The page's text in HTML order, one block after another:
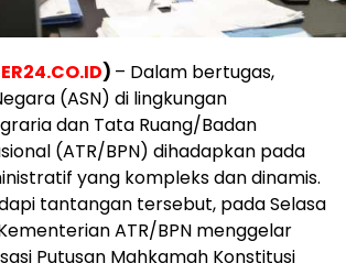
) – Dalam bertugas,
(ASN) di lingkungan
dan Tata Ruang/Badan
(ATR/BPN) dihadapkan pada
yang kompleks dan dinamis.
tantangan tersebut, pada Selasa
ATR/BPN menggelar
Putusan Mahkamah Konstitusi